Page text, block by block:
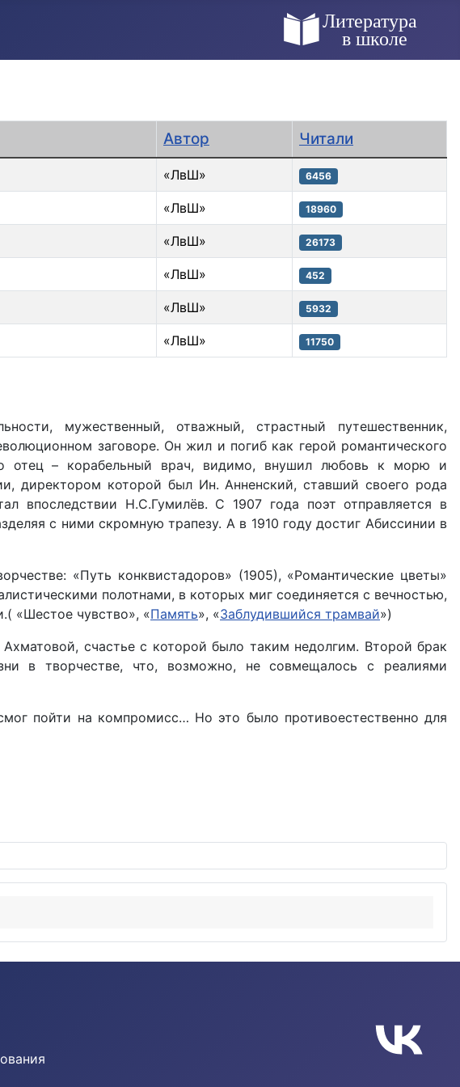
Автор Читали
«ЛвШ» 6456
«ЛвШ» 18960
«ЛвШ» 26173
«ЛвШ» 452
«ЛвШ» 5932
«ЛвШ» 11750
мужественный, отважный, страстный путешественник,
заговоре. Он жил и погиб как герой романтического
отец – корабельный врач, видимо, внушил любовь к морю и
директором которой был Ин. Анненский, ставший своего рода
впоследствии Н.С.Гумилёв. С 1907 года поэт отправляется в
с ними скромную трапезу. А в 1910 году достиг Абиссинии в
«Путь конквистадоров» (1905), «Романтические цветы»
полотнами, в которых миг соединяется с вечностью,
«Шестое чувство», «Память», «Заблудившийся трамвай»)
счастье с которой было таким недолгим. Второй брак
в творчестве, что, возможно, не совмещалось с реалиями
пойти на компромисс… Но это было противоестественно для